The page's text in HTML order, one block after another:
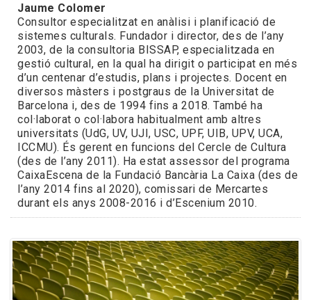
Jaume Colomer
Consultor especialitzat en anàlisi i planificació de
sistemes culturals. Fundador i director, des de l’any
2003, de la consultoria BISSAP, especialitzada en
gestió cultural, en la qual ha dirigit o participat en més
d’un centenar d’estudis, plans i projectes. Docent en
diversos màsters i postgraus de la Universitat de
Barcelona i, des de 1994 fins a 2018. També ha
col·laborat o col·labora habitualment amb altres
universitats (UdG, UV, UJI, USC, UPF, UIB, UPV, UCA,
ICCMU). És gerent en funcions del Cercle de Cultura
(des de l’any 2011). Ha estat assessor del programa
CaixaEscena de la Fundació Bancària La Caixa (des de
l’any 2014 fins al 2020), comissari de Mercartes
durant els anys 2008-2016 i d’Escenium 2010.